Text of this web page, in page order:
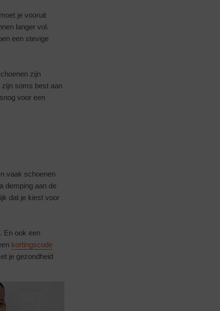
je vooruit
langer vol.
een stevige
zijn
soms best aan
voor een
vaak schoenen
demping aan de
dat je kiest voor
En ook een
kortingscode
je gezondheid